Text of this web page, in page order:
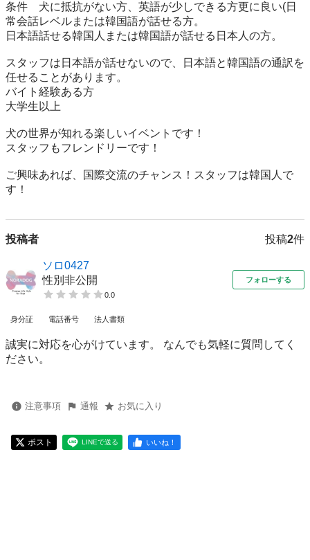
条件　犬に抵抗がない方、英語が少しできる方更に良い(日
常会話レベルまたは韓国語が話せる方。
日本語話せる韓国人または韓国語が話せる日本人の方。
スタッフは日本語が話せないので、日本語と韓国語の通訳を
任せることがあります。
バイト経験ある方
大学生以上
犬の世界が知れる楽しいイベントです！
スタッフもフレンドリーです！
ご興味あれば、国際交流のチャンス！スタッフは韓国人で
す！
投稿者 投稿2件
ソロ0427
性別非公開
0.0
フォローする
身分証 電話番号 法人書類
誠実に対応を心がけています。 なんでも気軽に質問してく
ださい。
注意事項 通報 お気に入り
ポスト LINEで送る いいね！